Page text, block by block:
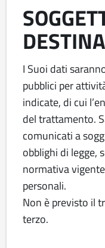
I Suoi dati
pubblici per
indicate, di cui
del trattamento.
comunicati a
obblighi di legge,
normativa
personali.
Non è previsto il
terzo.